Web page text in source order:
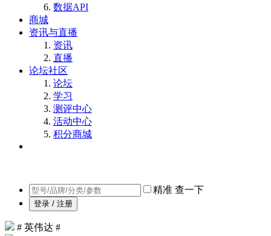
数据API
商城
资讯与直播
资讯
直播
论坛社区
论坛
学习
测评中心
活动中心
积分商城
精准 查一下
登录 / 注册
# 英伟达 #